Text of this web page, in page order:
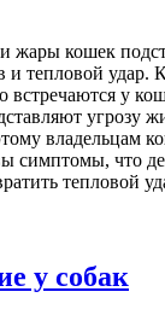
жары кошек
и тепловой удар.
встречаются у
угрозу
владельцам
симптомы, что
тепловой
у собак